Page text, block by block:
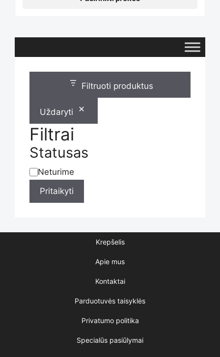
be
chosen
on
the
product
Filtruoti produktus
Uždaryti
Filtrai
Statusas
Statusas
Neturime
Pritaikyti
Krepšelis
Apie mus
Kontaktai
Parduotuvės taisyklės
Privatumo politika
Specialūs pasiūlymai